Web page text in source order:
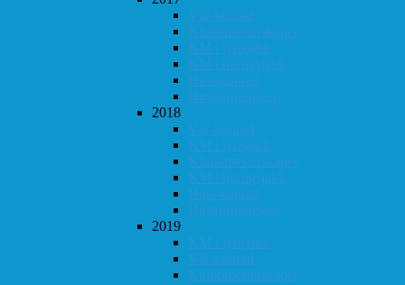
Vår-konrad
Klubbmesterskapet
KM i lynsjakk
KM i hurtigsjakk
Høst-konrad
Høstturneringen
2018
Vår-konrad
KM i lynsjakk
Klubbmesterskapet
KM i hurtigsjakk
Høst-konrad
Høstturneringen
2019
KM i lynsjakk
Vår-konrad
Klubbmesterskapet